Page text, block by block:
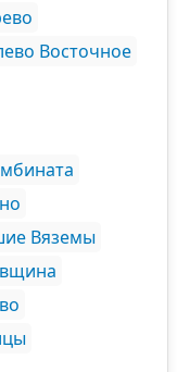
Восточное
Вяземы